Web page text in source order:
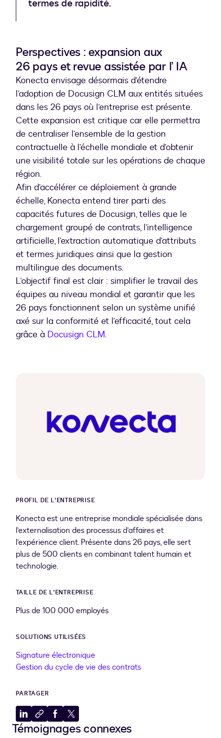
termes de rapidité.
Perspectives : expansion aux
26 pays et revue assistée par l’ IA
Konecta envisage désormais d’étendre
l’adoption de Docusign CLM aux entités situées
dans les 26 pays où l’entreprise est présente.
Cette expansion est critique car elle permettra
de centraliser l’ensemble de la gestion
contractuelle à l’échelle mondiale et d’obtenir
une visibilité totale sur les opérations de chaque
région.
Afin d’accélérer ce déploiement à grande
échelle, Konecta entend tirer parti des
capacités futures de Docusign, telles que le
chargement groupé de contrats, l’intelligence
artificielle, l’extraction automatique d’attributs
et termes juridiques ainsi que la gestion
multilingue des documents.
L’objectif final est clair : simplifier le travail des
équipes au niveau mondial et garantir que les
26 pays fonctionnent selon un système unifié
axé sur la conformité et l’efficacité, tout cela
grâce à Docusign CLM.
PROFIL DE L’ENTREPRISE
Konecta est une entreprise mondiale spécialisée dans
l’externalisation des processus d’affaires et
l’expérience client. Présente dans 26 pays, elle sert
plus de 500 clients en combinant talent humain et
technologie.
TAILLE DE L’ENTREPRISE
Plus de 100 000 employés
SOLUTIONS UTILISÉES
Signature électronique
Gestion du cycle de vie des contrats
PARTAGER
Partager
sur
Copier
dans
Partager
sur
Partager
sur
Témoignages connexes